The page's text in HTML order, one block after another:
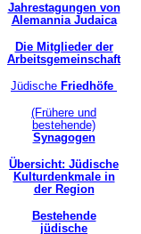
Jahrestagungen von
Alemannia Judaica
Die Mitglieder der
Arbeitsgemeinschaft
Jüdische Friedhöfe
(Frühere und
bestehende)
Synagogen
Übersicht: Jüdische
Kulturdenkmale in
der Region
Bestehende
jüdische